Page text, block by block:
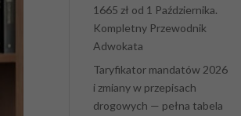
1665 zł od 1 Października.
Kompletny Przewodnik
Adwokata
Taryfikator mandatów 2026
i zmiany w przepisach
drogowych — pełna tabela